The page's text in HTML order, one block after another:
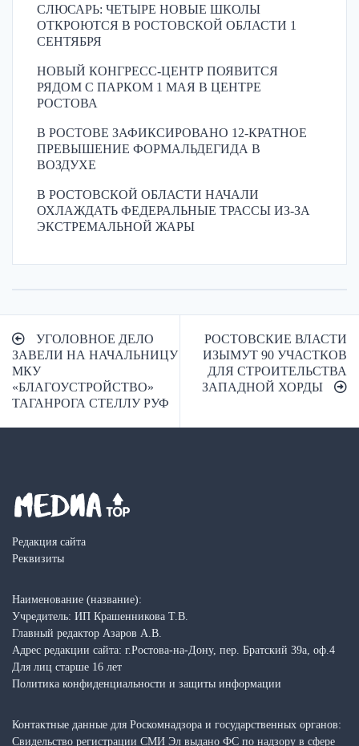
СЛЮСАРЬ: ЧЕТЫРЕ НОВЫЕ ШКОЛЫ
ОТКРОЮТСЯ В РОСТОВСКОЙ ОБЛАСТИ 1
СЕНТЯБРЯ
НОВЫЙ КОНГРЕСС-ЦЕНТР ПОЯВИТСЯ
РЯДОМ С ПАРКОМ 1 МАЯ В ЦЕНТРЕ
РОСТОВА
В РОСТОВЕ ЗАФИКСИРОВАНО 12-КРАТНОЕ
ПРЕВЫШЕНИЕ ФОРМАЛЬДЕГИДА В
ВОЗДУХЕ
В РОСТОВСКОЙ ОБЛАСТИ НАЧАЛИ
ОХЛАЖДАТЬ ФЕДЕРАЛЬНЫЕ ТРАССЫ ИЗ-ЗА
ЭКСТРЕМАЛЬНОЙ ЖАРЫ
Навигация
по
записям
УГОЛОВНОЕ ДЕЛО
ЗАВЕЛИ НА НАЧАЛЬНИЦУ
МКУ
«БЛАГОУСТРОЙСТВО»
ТАГАНРОГА СТЕЛЛУ РУФ
РОСТОВСКИЕ ВЛАСТИ
ИЗЫМУТ 90 УЧАСТКОВ
ДЛЯ СТРОИТЕЛЬСТВА
ЗАПАДНОЙ ХОРДЫ
Редакция сайта
Реквизиты
Наименование (название):
Учредитель: ИП Крашенникова Т.В.
Главный редактор Азаров А.В.
Адрес редакции сайта: г.Ростова-на-Дону, пер. Братский 39а, оф.4
Для лиц старше 16 лет
Политика конфиденциальности и защиты информации
Контактные данные для Роскомнадзора и государственных органов:
Свидельство регистрации СМИ Эл выдано ФС по надзору в сфере